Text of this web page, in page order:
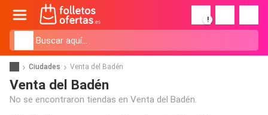
!
Ciudades Venta del Badén
Venta del Badén
No se encontraron tiendas en Venta del Badén.